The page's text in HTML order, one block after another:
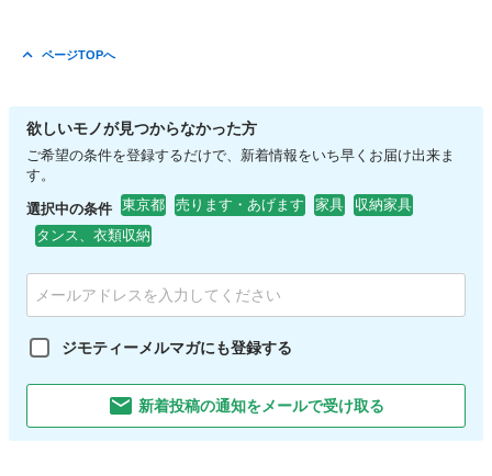
ページTOPへ
欲しいモノが見つからなかった方
ご希望の条件を登録するだけで、新着情報をいち早くお届け出来ま
す。
選択中の条件 東京都 売ります・あげます 家具
収納家具
タンス、衣類収納
ジモティーメルマガにも登録する
新着投稿の通知をメールで受け取る